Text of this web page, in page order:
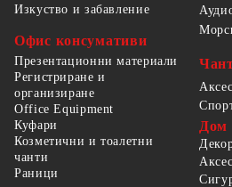
Изкуство и забавление
Офис консумативи
Презентационни материали
Регистриране и
организиране
Office Equipment
Куфари
Козметични и тоалетни
чанти
Раници
Дом